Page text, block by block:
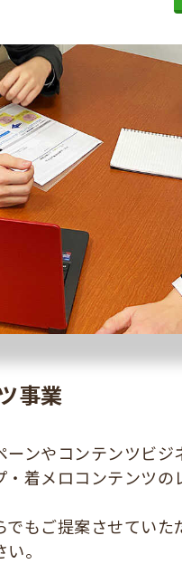
事業
ーンやコンテンツビジ
・着メロコンテンツの
でもご提案させていた
。